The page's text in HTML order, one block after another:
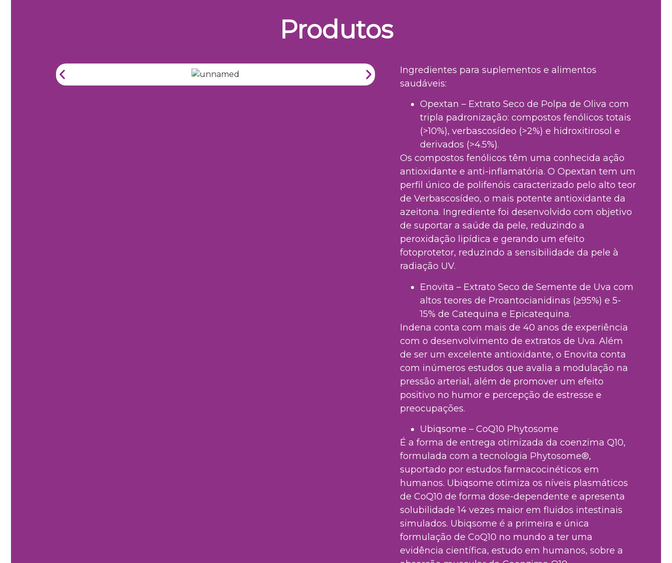
Produtos
Ingredientes para suplementos e alimentos
saudáveis:
Opextan – Extrato Seco de Polpa de Oliva com
tripla padronização: compostos fenólicos totais
(>10%), verbascosídeo (>2%) e hidroxitirosol e
derivados (>4.5%).
Os compostos fenólicos têm uma conhecida ação
antioxidante e anti-inflamatória. O Opextan tem um
perfil único de polifenóis caracterizado pelo alto teor
de Verbascosídeo, o mais potente antioxidante da
azeitona. Ingrediente foi desenvolvido com objetivo
de suportar a saúde da pele, reduzindo a
peroxidação lipídica e gerando um efeito
fotoprotetor, reduzindo a sensibilidade da pele à
radiação UV.
Enovita – Extrato Seco de Semente de Uva com
altos teores de Proantocianidinas (≥95%) e 5-
15% de Catequina e Epicatequina.
Indena conta com mais de 40 anos de experiência
com o desenvolvimento de extratos de Uva. Além
de ser um excelente antioxidante, o Enovita conta
com inúmeros estudos que avalia a modulação na
pressão arterial, além de promover um efeito
positivo no humor e percepção de estresse e
preocupações.
Ubiqsome – CoQ10 Phytosome
É a forma de entrega otimizada da coenzima Q10,
formulada com a tecnologia Phytosome®,
suportado por estudos farmacocinéticos em
humanos. Ubiqsome otimiza os níveis plasmáticos
de CoQ10 de forma dose-dependente e apresenta
solubilidade 14 vezes maior em fluidos intestinais
simulados. Ubiqsome é a primeira e única
formulação de CoQ10 no mundo a ter uma
evidência científica, estudo em humanos, sobre a